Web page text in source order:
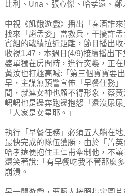
比利、Una、張心傑、哈孝遠、鄭
中視《飢餓遊戲》播出「春酒誰
找來「趙孟姿」當救兵，干擾許
賓組的戰績拉近距離，節目播出
收視1.47，本週日(4/9)接續播出
婆單獨在房間時，進行突襲，正
黃汝也打趣高喊:「第三個寶寶要
早，主謀無預警宣佈「早餐任務
間，就連女神也顧不得形象，蔡
峮峮也是邊奔跑邊抱怨「還沒尿
「人家是女星耶。」
執行「早餐任務」必須五人躺在地
最快完成的隊伍獲勝，由於「菁英
哈孝遠便抱住王仁甫牽制他，不
還笑著說:「有早餐吃我不管那麼
崩潰。